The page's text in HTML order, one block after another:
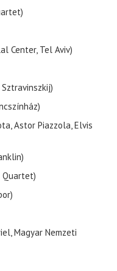
Center, Tel Aviv)
Astor Piazzola, Elvis
Magyar Nemzeti